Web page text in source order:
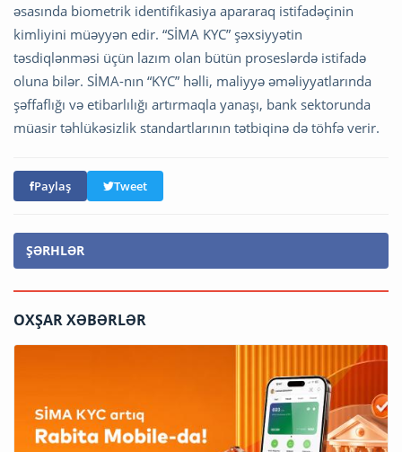
əsasında biometrik identifikasiya apararaq istifadəçinin
kimliyini müəyyən edir. “SİMA KYC” şəxsiyyətin
təsdiqlənməsi üçün lazım olan bütün proseslərdə istifadə
oluna bilər. SİMA-nın “KYC” həlli, maliyyə əməliyyatlarında
şəffaflığı və etibarlılığı artırmaqla yanaşı, bank sektorunda
müasir təhlükəsizlik standartlarının tətbiqinə də töhfə verir.
Paylaş Tweet
ŞƏRHLƏR
OXŞAR XƏBƏRLƏR